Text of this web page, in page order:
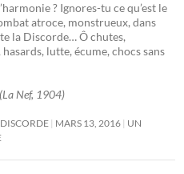
? Ignores-tu ce qu’est le
atroce, monstrueux, dans
la Discorde… Ô chutes,
lutte, écume, chocs sans
Nef, 1904)
MARS 13, 2016 UN